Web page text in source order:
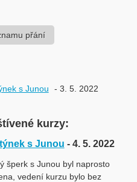
přání
s Junou - 3. 5. 2022
kurzy:
s Junou - 4. 5. 2022
šperk s Junou byl naprosto
vedení kurzu bylo bez